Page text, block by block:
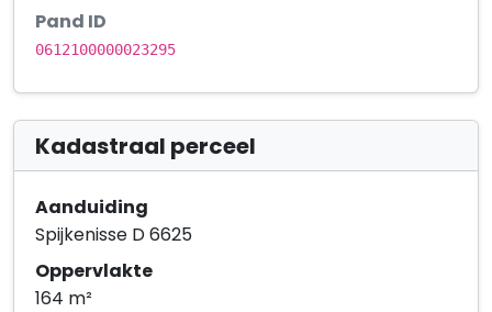
Pand ID
0612100000023295
Kadastraal perceel
Aanduiding
Spijkenisse D 6625
Oppervlakte
164 m²